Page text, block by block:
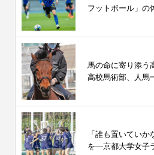
フットボール」
馬の命に寄り添
高校馬術部、人馬
「誰も置いてい
を―京都大学女子